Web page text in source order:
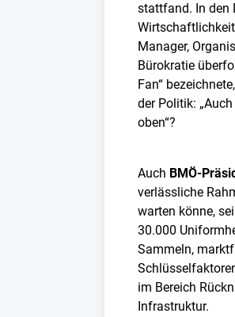
stattfand. In den
Manager,
Bürokratie
Fan“
der Politik:
oben“?
Auch BMÖ-
verlässliche
warten könne,
30.000
Sammeln,
im Bereich
Infrastruktur.